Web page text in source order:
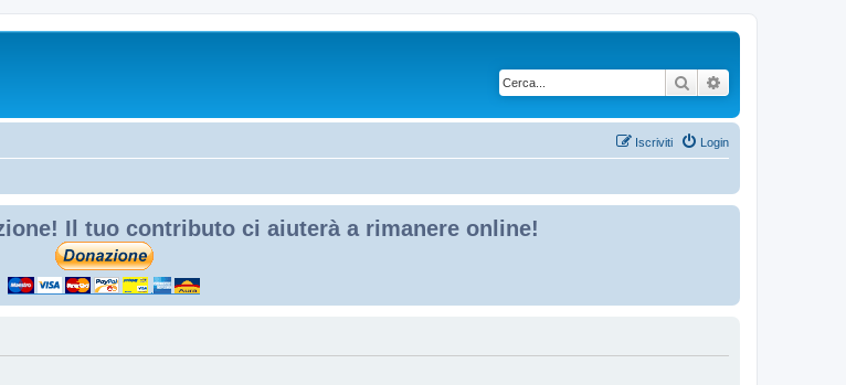
Cerca
Login
Iscriviti
Il tuo contributo ci aiuterà a rimanere online!